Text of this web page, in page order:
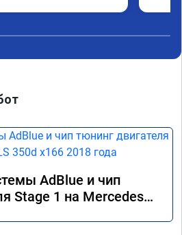
AdBlue и чип
Stage 1 на Mercedes